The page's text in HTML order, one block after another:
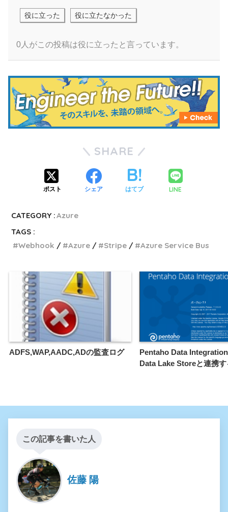
役に立った 役に立たなかった
0人がこの投稿は役に立ったと言っています。
SHARE
ポスト シェア はてブ LINE
CATEGORY :Azure
TAGS :
Webhook
Azure Stripe Azure Service Bus
ADFS,WAP,AADC,ADの監査ログ
Pentaho Data
Data Lake Storeと連携す
この記事を書いた人
佐藤 陽